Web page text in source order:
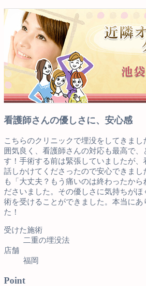
看護師さんの優しさに、安心感
こちらのクリニックで埋没をしてきまし
囲気良く、看護師さんの対応も最高で、
す！手術する前は緊張していましたが、
話しかけてくださったので安心できまし
も「大丈夫？もう痛いのは終わったから
ださいました。その優しさに気持ちが
術を受けることができました。本当にあ
た！
受けた施術
二重の埋没法
店舗
福岡
Point